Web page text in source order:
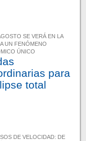
SE VERÁ EN LA
UN FENÓMENO
ÚNICO
para
total
DE VELOCIDAD: DE